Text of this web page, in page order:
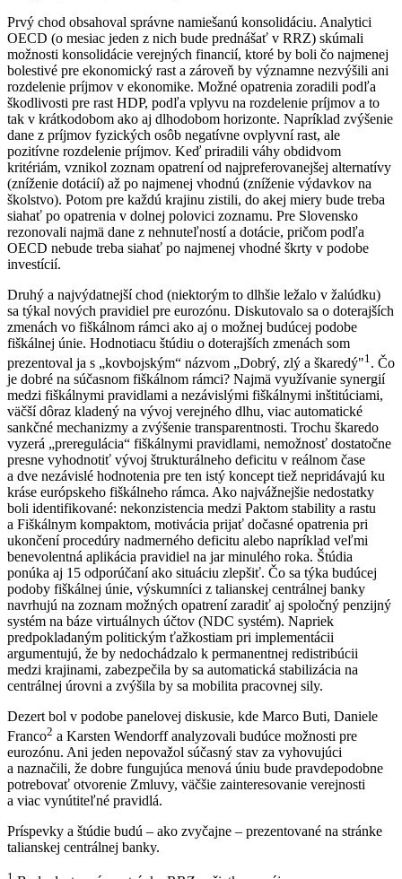
Prvý chod obsahoval správne namiešanú konsolidáciu. Analytici
OECD (o mesiac jeden z nich bude prednášať v RRZ) skúmali
možnosti konsolidácie verejných financií, ktoré by boli čo najmenej
bolestivé pre ekonomický rast a zároveň by významne nezvýšili ani
rozdelenie príjmov v ekonomike. Možné opatrenia zoradili podľa
škodlivosti pre rast HDP, podľa vplyvu na rozdelenie príjmov a to
tak v krátkodobom ako aj dlhodobom horizonte. Napríklad zvýšenie
dane z príjmov fyzických osôb negatívne ovplyvní rast, ale
pozitívne rozdelenie príjmov. Keď priradili váhy obdidvom
kritériám, vznikol zoznam opatrení od najpreferovanejšej alternatívy
(zníženie dotácií) až po najmenej vhodnú (zníženie výdavkov na
školstvo). Potom pre každú krajinu zistili, do akej miery bude treba
siahať po opatrenia v dolnej polovici zoznamu. Pre Slovensko
rezonovali najmä dane z nehnuteľností a dotácie, pričom podľa
OECD nebude treba siahať po najmenej vhodné škrty v podobe
investícií.
Druhý a najvýdatnejší chod (niektorým to dlhšie ležalo v žalúdku)
sa týkal nových pravidiel pre eurozónu. Diskutovalo sa o doterajších
zmenách vo fiškálnom rámci ako aj o možnej budúcej podobe
fiškálnej únie. Hodnotiacu štúdiu o doterajších zmenách som
prezentoval ja s „kovbojským“ názvom „Dobrý, zlý a škaredý"1 . Čo
je dobré na súčasnom fiškálnom rámci? Najmä využívanie synergií
medzi fiškálnymi pravidlami a nezávislými fiškálnymi inštitúciami,
väčší dôraz kladený na vývoj verejného dlhu, viac automatické
sankčné mechanizmy a zvýšenie transparentnosti. Trochu škaredo
vyzerá „preregulácia“ fiškálnymi pravidlami, nemožnosť dostatočne
presne vyhodnotiť vývoj štrukturálneho deficitu v reálnom čase
a dve nezávislé hodnotenia pre ten istý koncept tiež nepridávajú ku
kráse európskeho fiškálneho rámca. Ako najvážnejšie nedostatky
boli identifikované: nekonzistencia medzi Paktom stability a rastu
a Fiškálnym kompaktom, motivácia prijať dočasné opatrenia pri
ukončení procedúry nadmerného deficitu alebo napríklad veľmi
benevolentná aplikácia pravidiel na jar minulého roka. Štúdia
ponúka aj 15 odporúčaní ako situáciu zlepšiť. Čo sa týka budúcej
podoby fiškálnej únie, výskumníci z talianskej centrálnej banky
navrhujú na zoznam možných opatrení zaradiť aj spoločný penzijný
systém na báze virtuálnych účtov (NDC systém). Napriek
predpokladaným politickým ťažkostiam pri implementácii
argumentujú, že by nedochádzalo k permanentnej redistribúcii
medzi krajinami, zabezpečila by sa automatická stabilizácia na
centrálnej úrovni a zvýšila by sa mobilita pracovnej sily.
Dezert bol v podobe panelovej diskusie, kde Marco Buti, Daniele
Franco2 a Karsten Wendorff analyzovali budúce možnosti pre
eurozónu. Ani jeden nepovažol súčasný stav za vyhovujúci
a naznačili, že dobre fungujúca menová úniu bude pravdepodobne
potrebovať otvorenie Zmluvy, väčšie zainteresovanie verejnosti
a viac vynútiteľné pravidlá.
Príspevky a štúdie budú – ako zvyčajne – prezentované na stránke
talianskej centrálnej banky.